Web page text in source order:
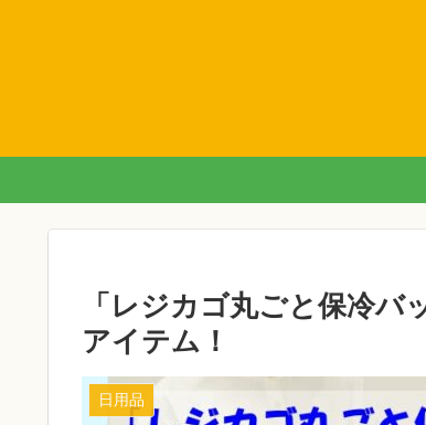
「レジカゴ丸ごと保冷
アイテム！
日用品